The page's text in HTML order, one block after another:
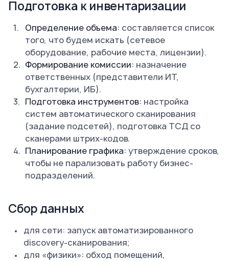
Подготовка к инвентаризации
Определение объема: составляется список
того, что будем искать (сетевое
оборудование, рабочие места, лицензии).
Формирование комиссии: назначение
ответственных (представители ИТ,
бухгалтерии, ИБ).
Подготовка инструментов: настройка
систем автоматического сканирования
(задание подсетей), подготовка ТСД со
сканерами штрих-кодов.
Планирование графика: утверждение сроков,
чтобы не парализовать работу бизнес-
подразделений.
Сбор данных
для сети: запуск автоматизированного
discovery-сканирования;
для «физики»: обход помещений,